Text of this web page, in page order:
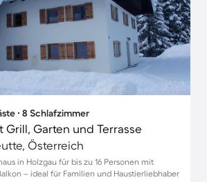
∙ 8 Schlafzimmer
Grill, Garten und Terrasse
Österreich
in Holzgau für bis zu 16 Personen mit
– ideal für Familien und Haustierliebhaber